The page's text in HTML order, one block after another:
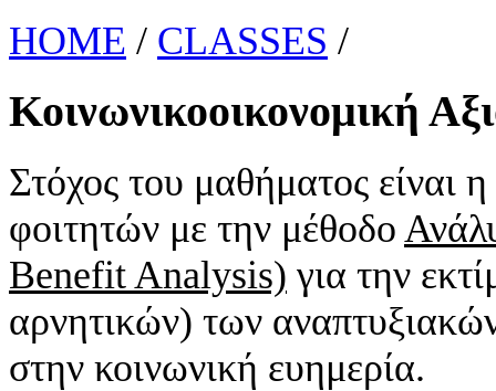
HOME / CLASSES /
Κοινωνικοοικονομική
Στόχος του μαθήματος είναι
φοιτητών με την μέθοδο
Benefit Analysis) για την
αρνητικών) των
στην κοινωνική ευημερία.